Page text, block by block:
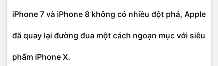
iPhone 7 và iPhone 8 không có nhiều đột phá, Apple
đã quay lại đường đua một cách ngoạn mục với siêu
phẩm iPhone X.